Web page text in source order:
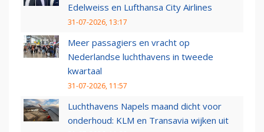
Edelweiss en Lufthansa City Airlines
31-07-2026, 13:17
Meer passagiers en vracht op
Nederlandse luchthavens in tweede
kwartaal
31-07-2026, 11:57
Luchthavens Napels maand dicht voor
onderhoud: KLM en Transavia wijken uit